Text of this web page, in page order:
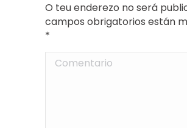
O teu enderezo no será
campos obrigatorios están
*
Comentario